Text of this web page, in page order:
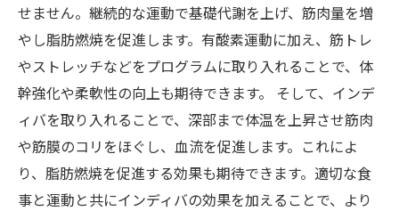
せません。継続的な運動で基礎代謝を上げ、筋肉量を増
やし脂肪燃焼を促進します。有酸素運動に加え、筋トレ
やストレッチなどをプログラムに取り入れることで、体
幹強化や柔軟性の向上も期待できます。 そして、インデ
ィバを取り入れることで、深部まで体温を上昇させ筋肉
や筋膜のコリをほぐし、血流を促進します。これによ
り、脂肪燃焼を促進する効果も期待できます。適切な食
事と運動と共にインディバの効果を加えることで、より